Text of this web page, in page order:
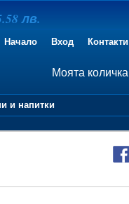
Начало Вход Контакти
Моята количка
и напитки
лв.